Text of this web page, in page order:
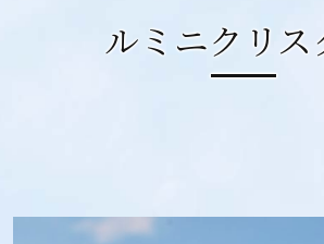
ルミニクリス